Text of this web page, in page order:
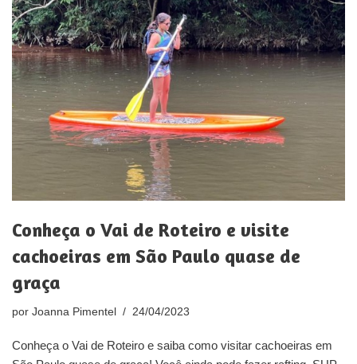
Conheça o Vai de Roteiro e visite
cachoeiras em São Paulo quase de
graça
por Joanna Pimentel 24/04/2023
Conheça o Vai de Roteiro e saiba como visitar cachoeiras em